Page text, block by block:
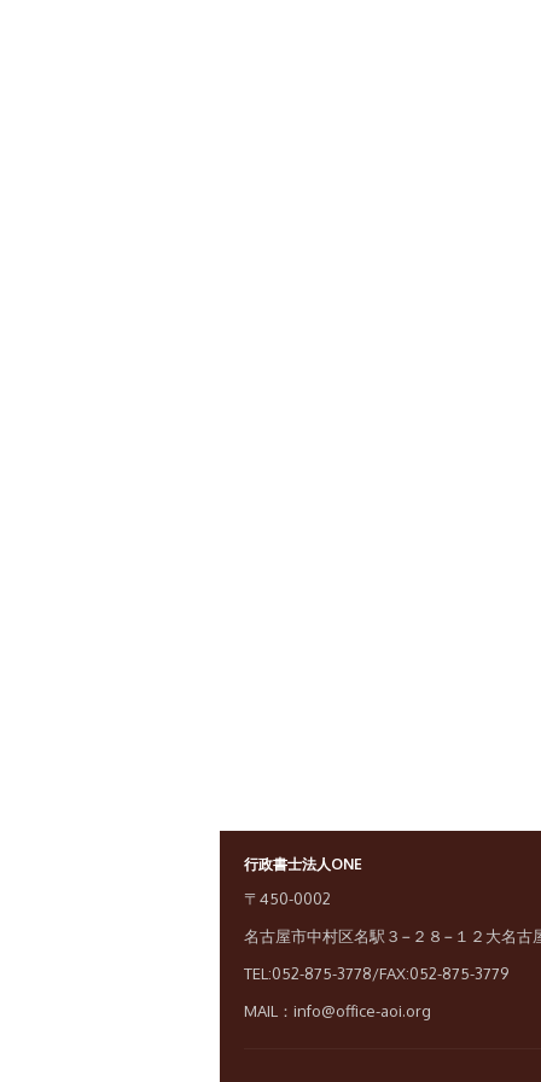
行政書士法人ONE
〒450-0002
名古屋市中村区名駅３−２８−１２大名古
TEL:052-875-3778/FAX:052-875-3779
MAIL：info@office-aoi.org